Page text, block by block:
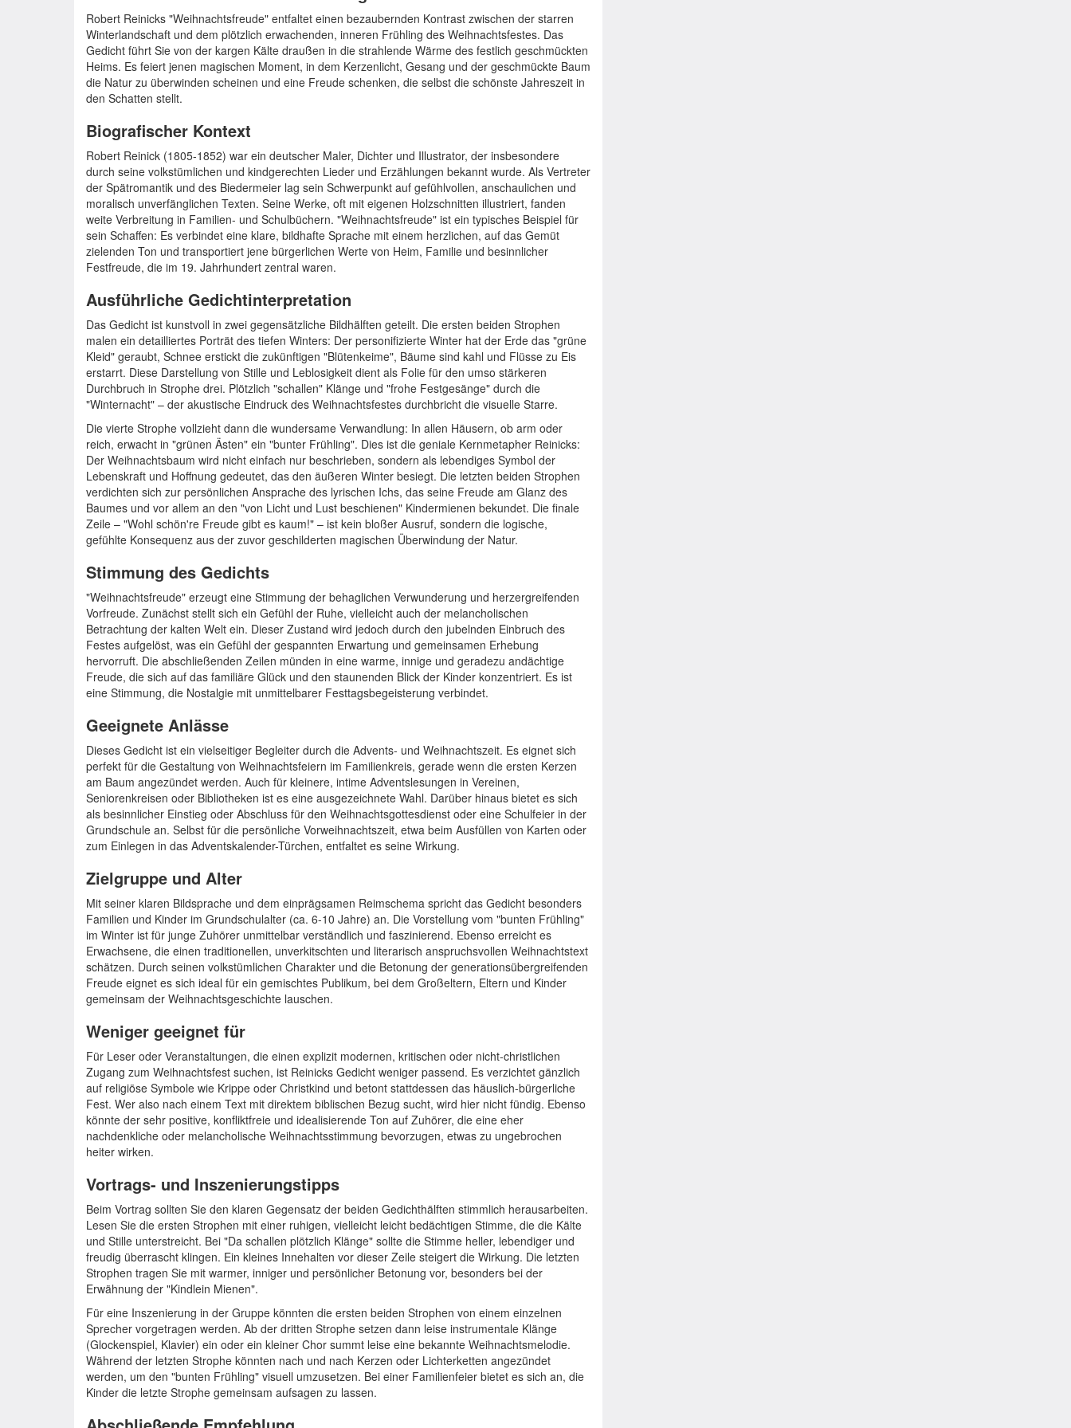
Robert Reinicks "Weihnachtsfreude" entfaltet einen bezaubernden Kontrast zwischen der starren
Winterlandschaft und dem plötzlich erwachenden, inneren Frühling des Weihnachtsfestes. Das
Gedicht führt Sie von der kargen Kälte draußen in die strahlende Wärme des festlich geschmückten
Heims. Es feiert jenen magischen Moment, in dem Kerzenlicht, Gesang und der geschmückte Baum
die Natur zu überwinden scheinen und eine Freude schenken, die selbst die schönste Jahreszeit in
den Schatten stellt.
Biografischer Kontext
Robert Reinick (1805-1852) war ein deutscher Maler, Dichter und Illustrator, der insbesondere
durch seine volkstümlichen und kindgerechten Lieder und Erzählungen bekannt wurde. Als Vertreter
der Spätromantik und des Biedermeier lag sein Schwerpunkt auf gefühlvollen, anschaulichen und
moralisch unverfänglichen Texten. Seine Werke, oft mit eigenen Holzschnitten illustriert, fanden
weite Verbreitung in Familien- und Schulbüchern. "Weihnachtsfreude" ist ein typisches Beispiel für
sein Schaffen: Es verbindet eine klare, bildhafte Sprache mit einem herzlichen, auf das Gemüt
zielenden Ton und transportiert jene bürgerlichen Werte von Heim, Familie und besinnlicher
Festfreude, die im 19. Jahrhundert zentral waren.
Ausführliche Gedichtinterpretation
Das Gedicht ist kunstvoll in zwei gegensätzliche Bildhälften geteilt. Die ersten beiden Strophen
malen ein detailliertes Porträt des tiefen Winters: Der personifizierte Winter hat der Erde das "grüne
Kleid" geraubt, Schnee erstickt die zukünftigen "Blütenkeime", Bäume sind kahl und Flüsse zu Eis
erstarrt. Diese Darstellung von Stille und Leblosigkeit dient als Folie für den umso stärkeren
Durchbruch in Strophe drei. Plötzlich "schallen" Klänge und "frohe Festgesänge" durch die
"Winternacht" – der akustische Eindruck des Weihnachtsfestes durchbricht die visuelle Starre.
Die vierte Strophe vollzieht dann die wundersame Verwandlung: In allen Häusern, ob arm oder
reich, erwacht in "grünen Ästen" ein "bunter Frühling". Dies ist die geniale Kernmetapher Reinicks:
Der Weihnachtsbaum wird nicht einfach nur beschrieben, sondern als lebendiges Symbol der
Lebenskraft und Hoffnung gedeutet, das den äußeren Winter besiegt. Die letzten beiden Strophen
verdichten sich zur persönlichen Ansprache des lyrischen Ichs, das seine Freude am Glanz des
Baumes und vor allem an den "von Licht und Lust beschienen" Kindermienen bekundet. Die finale
Zeile – "Wohl schön're Freude gibt es kaum!" – ist kein bloßer Ausruf, sondern die logische,
gefühlte Konsequenz aus der zuvor geschilderten magischen Überwindung der Natur.
Stimmung des Gedichts
"Weihnachtsfreude" erzeugt eine Stimmung der behaglichen Verwunderung und herzergreifenden
Vorfreude. Zunächst stellt sich ein Gefühl der Ruhe, vielleicht auch der melancholischen
Betrachtung der kalten Welt ein. Dieser Zustand wird jedoch durch den jubelnden Einbruch des
Festes aufgelöst, was ein Gefühl der gespannten Erwartung und gemeinsamen Erhebung
hervorruft. Die abschließenden Zeilen münden in eine warme, innige und geradezu andächtige
Freude, die sich auf das familiäre Glück und den staunenden Blick der Kinder konzentriert. Es ist
eine Stimmung, die Nostalgie mit unmittelbarer Festtagsbegeisterung verbindet.
Geeignete Anlässe
Dieses Gedicht ist ein vielseitiger Begleiter durch die Advents- und Weihnachtszeit. Es eignet sich
perfekt für die Gestaltung von Weihnachtsfeiern im Familienkreis, gerade wenn die ersten Kerzen
am Baum angezündet werden. Auch für kleinere, intime Adventslesungen in Vereinen,
Seniorenkreisen oder Bibliotheken ist es eine ausgezeichnete Wahl. Darüber hinaus bietet es sich
als besinnlicher Einstieg oder Abschluss für den Weihnachtsgottesdienst oder eine Schulfeier in der
Grundschule an. Selbst für die persönliche Vorweihnachtszeit, etwa beim Ausfüllen von Karten oder
zum Einlegen in das Adventskalender-Türchen, entfaltet es seine Wirkung.
Zielgruppe und Alter
Mit seiner klaren Bildsprache und dem einprägsamen Reimschema spricht das Gedicht besonders
Familien und Kinder im Grundschulalter (ca. 6-10 Jahre) an. Die Vorstellung vom "bunten Frühling"
im Winter ist für junge Zuhörer unmittelbar verständlich und faszinierend. Ebenso erreicht es
Erwachsene, die einen traditionellen, unverkitschten und literarisch anspruchsvollen Weihnachtstext
schätzen. Durch seinen volkstümlichen Charakter und die Betonung der generationsübergreifenden
Freude eignet es sich ideal für ein gemischtes Publikum, bei dem Großeltern, Eltern und Kinder
gemeinsam der Weihnachtsgeschichte lauschen.
Weniger geeignet für
Für Leser oder Veranstaltungen, die einen explizit modernen, kritischen oder nicht-christlichen
Zugang zum Weihnachtsfest suchen, ist Reinicks Gedicht weniger passend. Es verzichtet gänzlich
auf religiöse Symbole wie Krippe oder Christkind und betont stattdessen das häuslich-bürgerliche
Fest. Wer also nach einem Text mit direktem biblischen Bezug sucht, wird hier nicht fündig. Ebenso
könnte der sehr positive, konfliktfreie und idealisierende Ton auf Zuhörer, die eine eher
nachdenkliche oder melancholische Weihnachtsstimmung bevorzugen, etwas zu ungebrochen
heiter wirken.
Vortrags- und Inszenierungstipps
Beim Vortrag sollten Sie den klaren Gegensatz der beiden Gedichthälften stimmlich herausarbeiten.
Lesen Sie die ersten Strophen mit einer ruhigen, vielleicht leicht bedächtigen Stimme, die die Kälte
und Stille unterstreicht. Bei "Da schallen plötzlich Klänge" sollte die Stimme heller, lebendiger und
freudig überrascht klingen. Ein kleines Innehalten vor dieser Zeile steigert die Wirkung. Die letzten
Strophen tragen Sie mit warmer, inniger und persönlicher Betonung vor, besonders bei der
Erwähnung der "Kindlein Mienen".
Für eine Inszenierung in der Gruppe könnten die ersten beiden Strophen von einem einzelnen
Sprecher vorgetragen werden. Ab der dritten Strophe setzen dann leise instrumentale Klänge
(Glockenspiel, Klavier) ein oder ein kleiner Chor summt leise eine bekannte Weihnachtsmelodie.
Während der letzten Strophe könnten nach und nach Kerzen oder Lichterketten angezündet
werden, um den "bunten Frühling" visuell umzusetzen. Bei einer Familienfeier bietet es sich an, die
Kinder die letzte Strophe gemeinsam aufsagen zu lassen.